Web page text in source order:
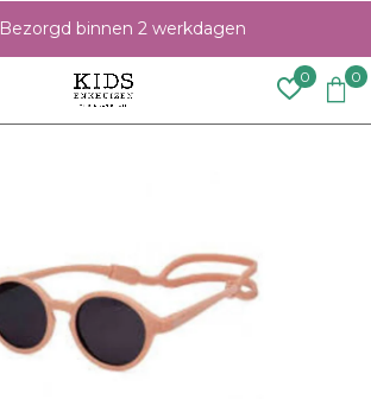
0 0
Bezorgd binnen 2 werkdagen